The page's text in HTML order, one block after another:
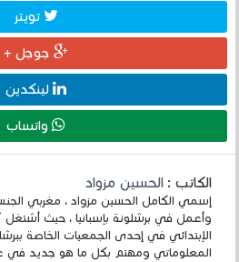
تويتر
جوجل +
لينكدين
واتساب
الكاتب :الحسين مزواد
وأعمل في برشلونة بإسبانيا ، حيث
الإبتدائي في إحدى الجمعيات الخاصة
المعلوماتي ومهتم بكل ما هو جديد في